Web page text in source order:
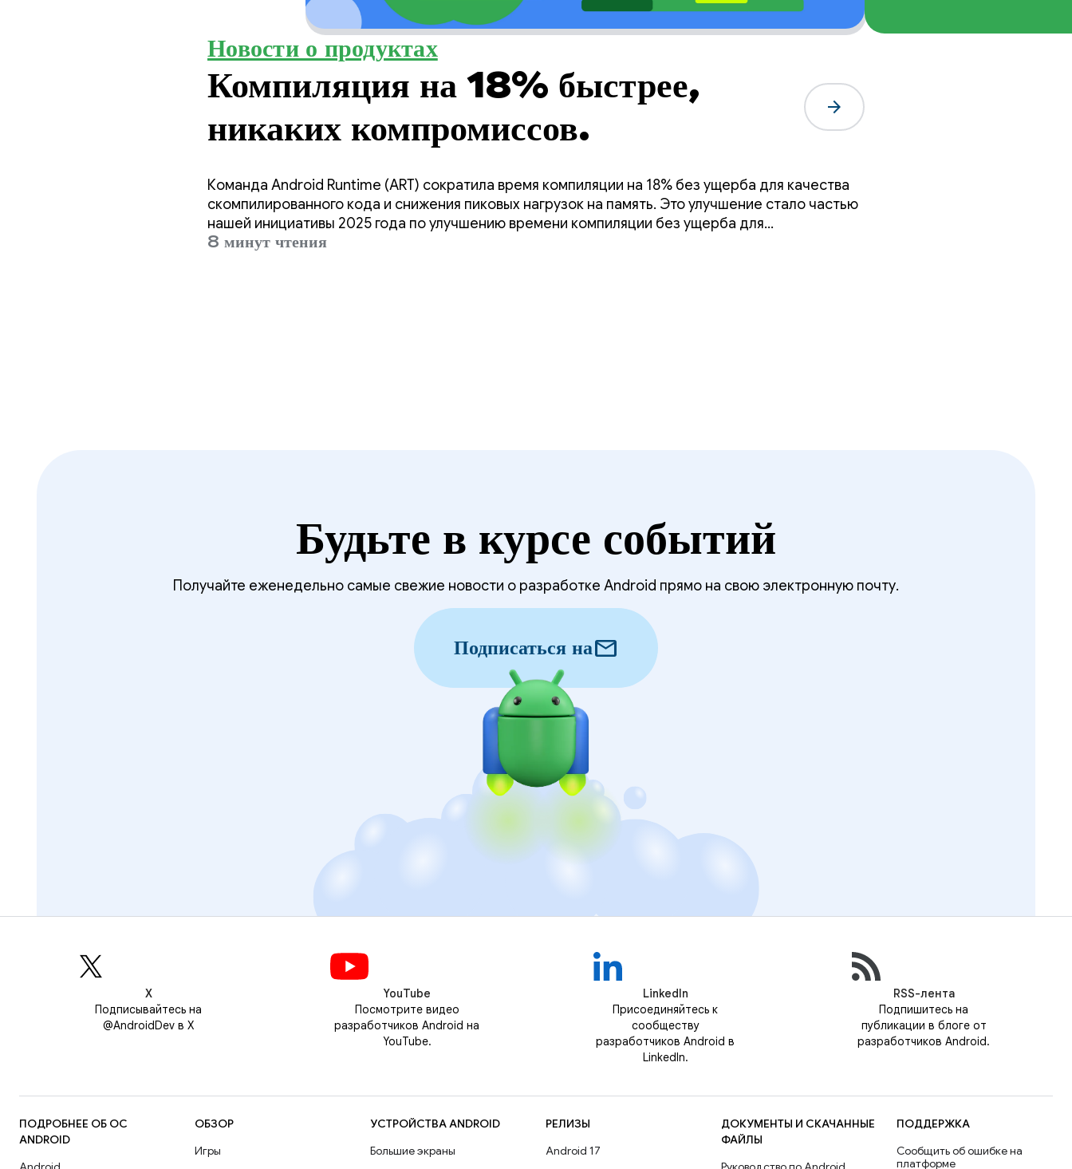
Новости о продуктах
Компиляция на 18% быстрее,
никаких компромиссов.
arrow_forward
Команда Android Runtime (ART) сократила время компиляции на 18% без ущерба для качества
скомпилированного кода и снижения пиковых нагрузок на память. Это улучшение стало частью
нашей инициативы 2025 года по улучшению времени компиляции без ущерба для
использования памяти или качества скомпилированного кода.
8 минут чтения
Будьте в курсе событий
Получайте еженедельно самые свежие новости о разработке Android прямо на свою электронную почту.
Подписаться наmail
Х
Подписывайтесь на
@AndroidDev в X
YouTube
Посмотрите видео
разработчиков Android на
YouTube.
LinkedIn
Присоединяйтесь к
сообществу
разработчиков Android в
LinkedIn.
RSS-лента
Подпишитесь на
публикации в блоге от
разработчиков Android.
ПОДРОБНЕЕ ОБ ОС
ANDROID
ОБЗОР
Игры
УСТРОЙСТВА ANDROID
Большие экраны
РЕЛИЗЫ
Android 17
ДОКУМЕНТЫ И СКАЧАННЫЕ
ФАЙЛЫ
ПОДДЕРЖКА
Сообщить об ошибке на
платформе